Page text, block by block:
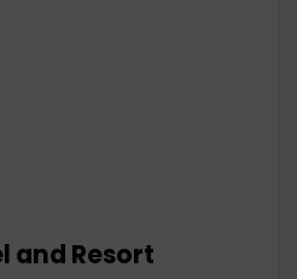
and Resort